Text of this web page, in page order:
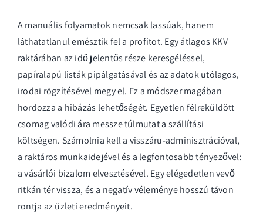
A manuális folyamatok nemcsak lassúak, hanem
láthatatlanul emésztik fel a profitot. Egy átlagos KKV
raktárában az idő jelentős része keresgéléssel,
papíralapú listák pipálgatásával és az adatok utólagos,
irodai rögzítésével megy el. Ez a módszer magában
hordozza a hibázás lehetőségét. Egyetlen félreküldött
csomag valódi ára messze túlmutat a szállítási
költségen. Számolnia kell a visszáru-adminisztrációval,
a raktáros munkaidejével és a legfontosabb tényezővel:
a vásárlói bizalom elvesztésével. Egy elégedetlen vevő
ritkán tér vissza, és a negatív véleménye hosszú távon
rontja az üzleti eredményeit.